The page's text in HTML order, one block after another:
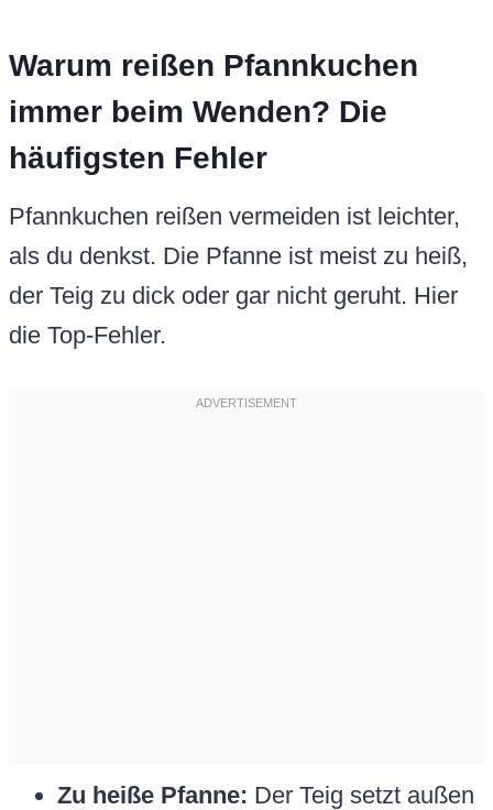
Warum reißen Pfannkuchen
immer beim Wenden? Die
häufigsten Fehler
Pfannkuchen reißen vermeiden ist leichter,
als du denkst. Die Pfanne ist meist zu heiß,
der Teig zu dick oder gar nicht geruht. Hier
die Top-Fehler.
Zu heiße Pfanne: Der Teig setzt außen